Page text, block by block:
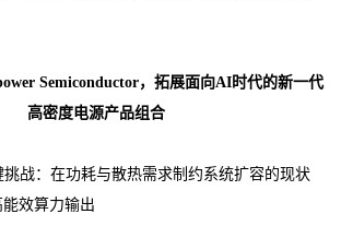
Semiconductor，拓展面向AI时代的新一代
高密度电源产品组合
：在功耗与散热需求制约系统扩容的现状
能效算力输出